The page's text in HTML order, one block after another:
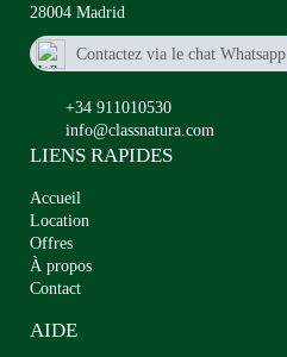
28004 Madrid
Contactez via le chat Whatsapp
+34 911010530
info@classnatura.com
LIENS RAPIDES
Accueil
Location
Offres
À propos
Contact
AIDE